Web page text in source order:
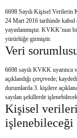
6698 Sayılı Kişisel Verilerin
24 Mart 2016 tarihinde kabul
yayınlanmıştır. KVKK’nun
yürürlüğe girmiştir.
Veri
6698 sayılı KVKK uyarınca
açıklandığı çerçevede;
durumlarda 3. kişilere
sayılan şekillerde
Kişisel
işlenebileceği
42 Serisi Akülü Aile
44 Serisi Akülü Aile
Akülü Alçıpan Vidalama
Akülü Araç Yıkama
Akülü Budama Maksları
Metal Kesmeler
Planyalar
Titreşimler
Beton Kanal Kazımalar
Üflemeler